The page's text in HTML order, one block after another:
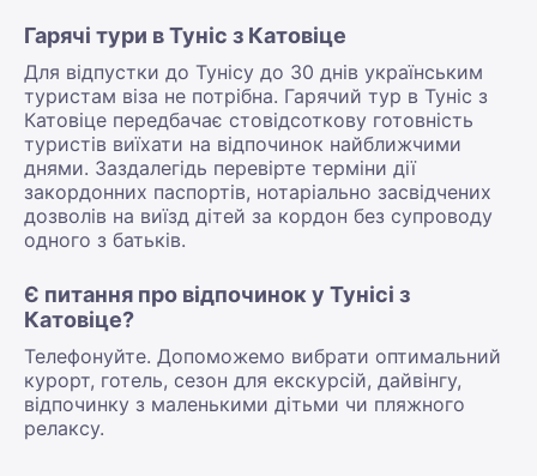
Гарячі тури в Туніс з Катовіце
Для відпустки до Тунісу до 30 днів українським
туристам віза не потрібна. Гарячий тур в Туніс з
Катовіце передбачає стовідсоткову готовність
туристів виїхати на відпочинок найближчими
днями. Заздалегідь перевірте терміни дії
закордонних паспортів, нотаріально засвідчених
дозволів на виїзд дітей за кордон без супроводу
одного з батьків.
Є питання про відпочинок у Тунісі з
Катовіце?
Телефонуйте. Допоможемо вибрати оптимальний
курорт, готель, сезон для екскурсій, дайвінгу,
відпочинку з маленькими дітьми чи пляжного
релаксу.